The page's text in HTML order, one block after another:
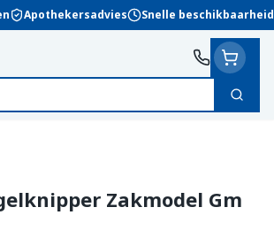
Apothekersadvies Snelle beschikbaarheid
Zoek
Zakmodel Gm